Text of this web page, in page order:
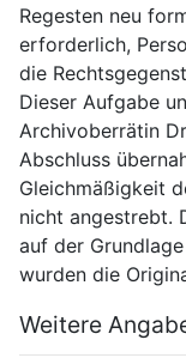
Regesten neu
erforderlich,
die
Dieser Aufgabe
Archivoberrätin
Abschluss
Gleichmäßigkeit
nicht angestrebt.
auf der
wurden die
Weitere